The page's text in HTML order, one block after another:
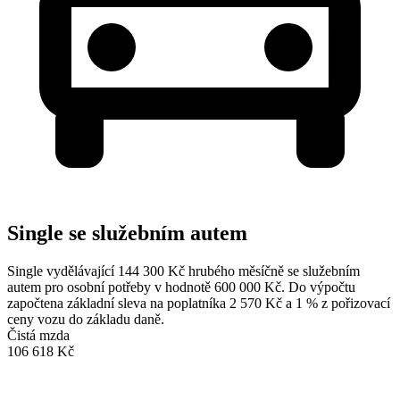
Single se služebním autem
Single vydělávající 144 300 Kč hrubého měsíčně se služebním
autem pro osobní potřeby v hodnotě 600 000 Kč. Do výpočtu
započtena základní sleva na poplatníka 2 570 Kč a 1 % z pořizovací
ceny vozu do základu daně.
Čistá mzda
106 618 Kč